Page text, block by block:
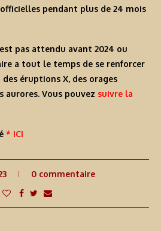
pendant plus de 24 mois
pas attendu avant 2024 ou
a tout le temps de se renforcer
éruptions X, des orages
aurores. Vous pouvez suivre la
* ICI
0 commentaire